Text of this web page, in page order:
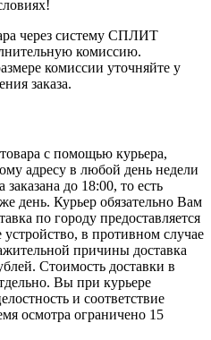
через систему СПЛИТ
комиссию.
комиссии уточняйте у
заказа.
с помощью курьера,
адресу в любой день недели
до 18:00, то есть
день. Курьер обязательно Вам
по городу предоставляется
в противном случае
причины доставка
Стоимость доставки в
Вы при курьере
и соответствие
осмотра ограничено 15